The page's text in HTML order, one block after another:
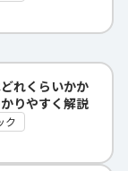
れくらいかか
りやすく解説
ク